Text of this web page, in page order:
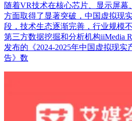
随着VR技术在核心芯片、显示屏
方面取得了显著突破，中国虚拟现
段，技术生态逐渐完善，行业规模
第三方数据挖掘和分析机构iiMedia
发布的《2024-2025年中国虚拟现实
告》数